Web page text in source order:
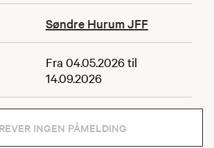
Søndre Hurum JFF
Fra 04.05.2026 til
14.09.2026
INGEN PÅMELDING